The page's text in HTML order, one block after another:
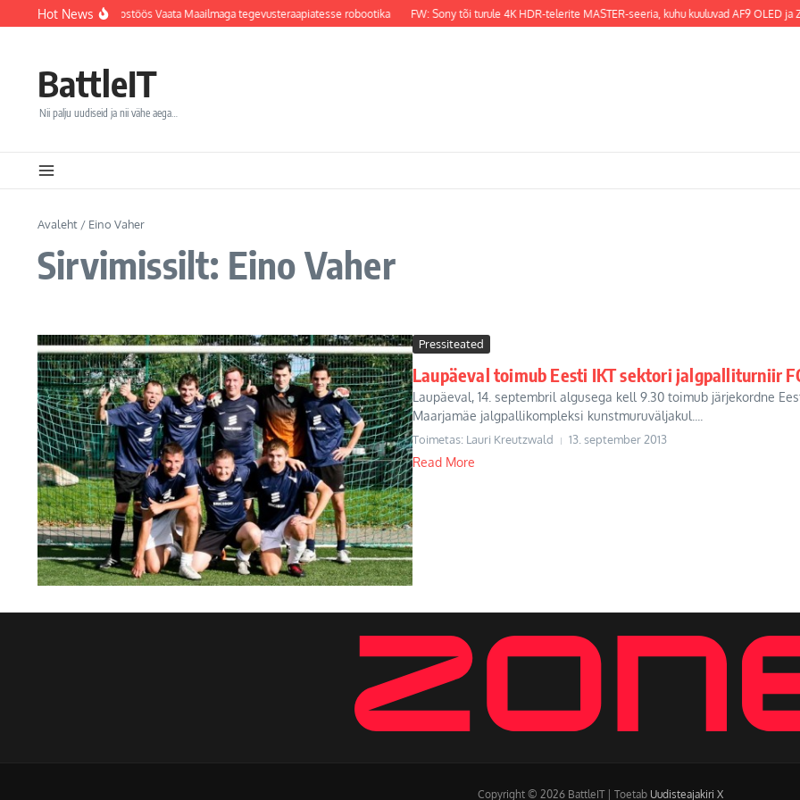
Sisu juurdeHot News
haigla integreerib koostöös Vaata Maailmaga tegevusteraapiatesse robootika FW: Sony tõi turule 4K HDR-telerite MASTER-seeria, kuhu kuuluvad AF9 OLED ja
BattleIT
Nii palju uudiseid ja nii vähe aega…
Avaleht / Eino Vaher
Sirvimissilt: Eino Vaher
Pressiteated
Laupäeval toimub Eesti IKT sektori jalgpalliturniir
Laupäeval, 14. septembril algusega kell 9.30 toimub järjekordne
Maarjamäe jalgpallikompleksi kunstmuruväljakul....
Toimetas: Lauri Kreutzwald 13. september 2013
Read More
Copyright © 2026 BattleIT | Toetab Uudisteajakiri X